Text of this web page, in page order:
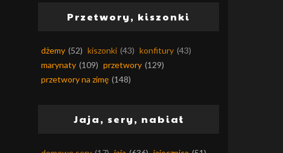
Przetwory, kiszonki
dżemy (52) kiszonki (43) konfitury (43)
marynaty (109) przetwory (129)
przetwory na zimę (148)
Jaja, sery, nabiał